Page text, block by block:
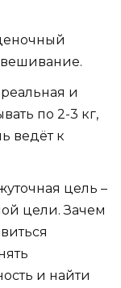
и
по 2-3 кг,
ведёт к
цель –
цели. Зачем
и найти